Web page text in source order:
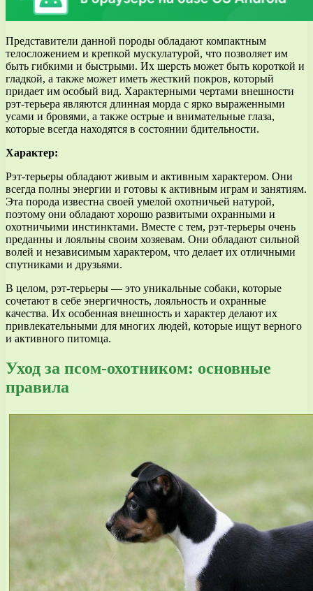
Представители данной породы обладают компактным
телосложением и крепкой мускулатурой, что позволяет им
быть гибкими и быстрыми. Их шерсть может быть короткой и
гладкой, а также может иметь жесткий покров, который
придает им особый вид. Характерными чертами внешности
рэт-терьера являются длинная морда с ярко выраженными
усами и бровями, а также острые и внимательные глаза,
которые всегда находятся в состоянии бдительности.
Характер:
Рэт-терьеры обладают живым и активным характером. Они
всегда полны энергии и готовы к активным играм и занятиям.
Эта порода известна своей умелой охотничьей натурой,
поэтому они обладают хорошо развитыми охранными и
охотничьими инстинктами. Вместе с тем, рэт-терьеры очень
преданны и лояльны своим хозяевам. Они обладают сильной
волей и независимым характером, что делает их отличными
спутниками и друзьями.
В целом, рэт-терьеры — это уникальные собаки, которые
сочетают в себе энергичность, лояльность и охранные
качества. Их особенная внешность и характер делают их
привлекательными для многих людей, которые ищут верного
и активного питомца.
Уход за псом-охотником: основные
правила